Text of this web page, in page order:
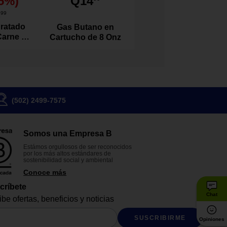
99
de
Gas Butano en
Cartucho de 8 Onz
(502) 2499-7575
Somos una Empresa B
Estámos orgullosos de ser reconocidos
por los más altos estándares de
sostenibilidad social y ambiental
Conoce más
ofertas, beneficios y noticias
SUSCRIBIRME
Chat
Opiniones